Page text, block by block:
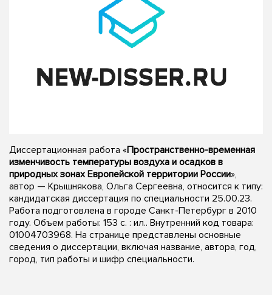
Диссертационная работа «Пространственно-временная
изменчивость температуры воздуха и осадков в
природных зонах Европейской территории России»,
автор — Крышнякова, Ольга Сергеевна, относится к типу:
кандидатская диссертация по специальности 25.00.23.
Работа подготовлена в городе Санкт-Петербург в 2010
году. Объем работы: 153 с. : ил.. Внутренний код товара:
01004703968. На странице представлены основные
сведения о диссертации, включая название, автора, год,
город, тип работы и шифр специальности.